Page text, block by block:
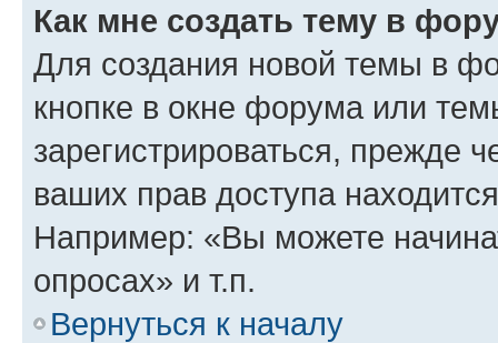
Как мне создать тему в
Для создания новой темы в
кнопке в окне форума или
зарегистрироваться, прежде
ваших прав доступа
Например: «Вы можете
опросах» и т.п.
Вернуться к началу